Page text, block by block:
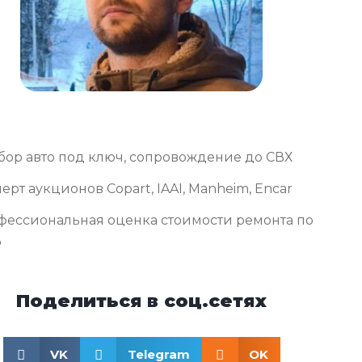
авто под ключ, сопровождение до СВХ
аукционов Copart, IAAI, Manheim, Encar
оценка стоимости ремонта по
Поделиться в соц.сетях
VK Telegram OK